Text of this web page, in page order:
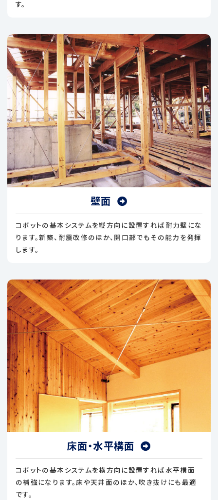
す。
壁面
コボットの基本システムを縦方向に設置すれば耐力壁にな
ります。新築、耐震改修のほか、開口部でもその能力を発揮
します。
床面・水平構面
コボットの基本システムを横方向に設置すれば水平構面
の補強になります。床や天井面のほか、吹き抜けにも最適
です。